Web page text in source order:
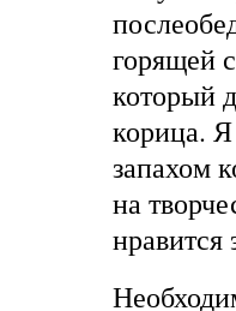
горящей
который
корица.
запахом
на
нравится